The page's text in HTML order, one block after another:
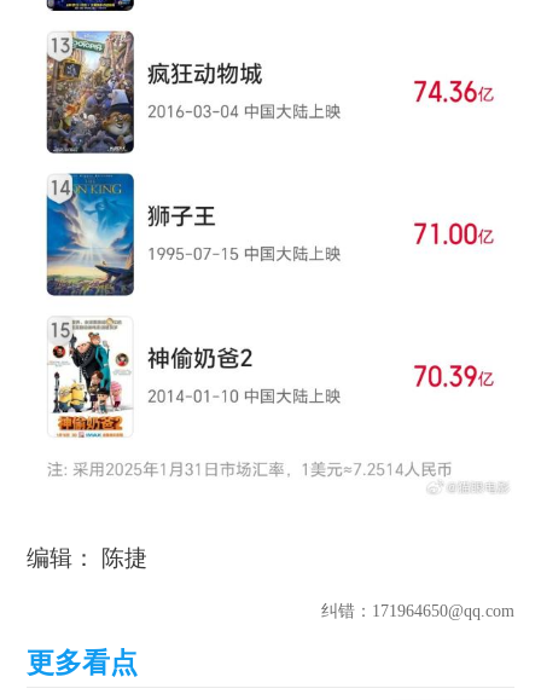
编辑： 陈捷
纠错：171964650@qq.com